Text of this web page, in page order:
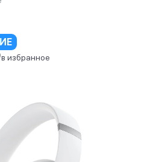
в избранное